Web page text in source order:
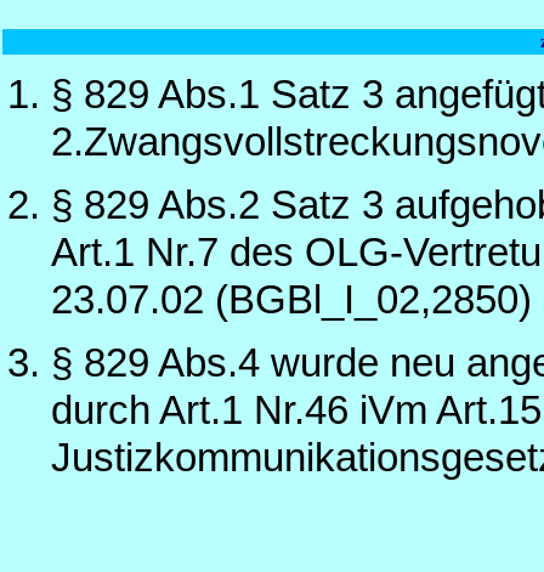
§ 829 Abs.1 Satz 3
§ 829 Abs.2 Satz 3
Art.1 Nr.7 des OLG-
23.07.02 (BGBl_I_02,2850)
§ 829 Abs.4 wurde neu
durch Art.1 Nr.46 iVm